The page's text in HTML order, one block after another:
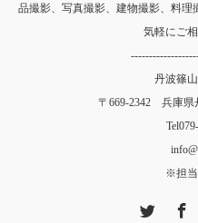
品撮影、写真撮影、建物撮影、料
気軽にご
丹波篠
〒669-2342 兵庫県
Tel
※担当者が不在